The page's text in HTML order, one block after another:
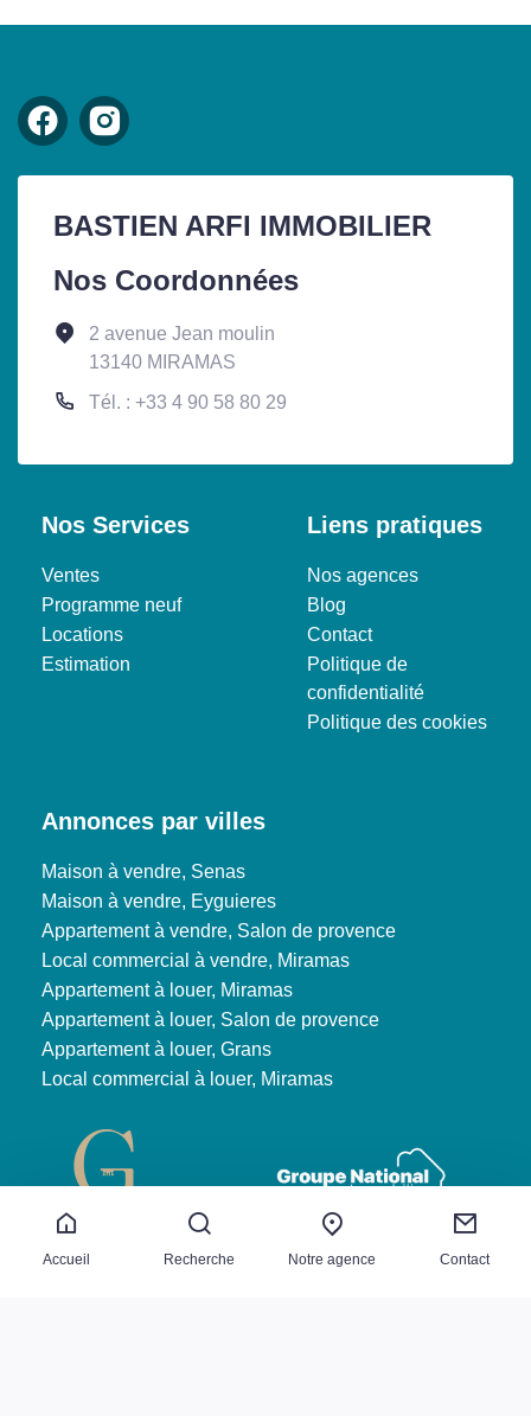
Accueil Recherche Notre agence Contact
BASTIEN ARFI IMMOBILIER
Nos Coordonnées
2 avenue Jean moulin
13140 MIRAMAS
Tél. : +33 4 90 58 80 29
Nos Services
Ventes
Programme neuf
Locations
Estimation
Liens pratiques
Nos agences
Blog
Contact
Politique de
confidentialité
Politique des cookies
Annonces par villes
Maison à vendre, Senas
Maison à vendre, Eyguieres
Appartement à vendre, Salon de provence
Local commercial à vendre, Miramas
Appartement à louer, Miramas
Appartement à louer, Salon de provence
Appartement à louer, Grans
Local commercial à louer, Miramas